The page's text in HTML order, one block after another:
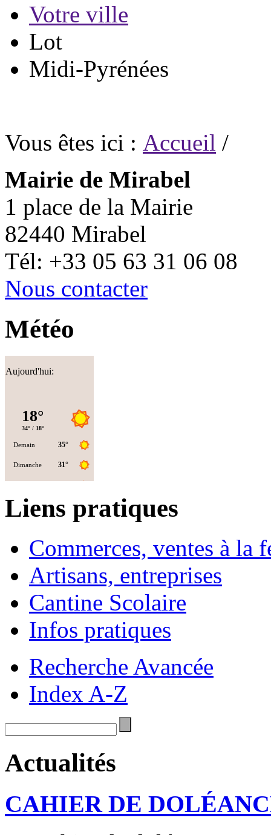
Votre ville
Lot
Midi-Pyrénées
Vous êtes ici : Accueil /
Mairie de Mirabel
1 place de la Mairie
82440 Mirabel
Tél: +33 05 63 31 06 08
Nous contacter
Météo
Aujourd'hui:
Liens pratiques
Commerces, ventes à la
Artisans, entreprises
Cantine Scolaire
Infos pratiques
Recherche Avancée
Index A-Z
Actualités
CAHIER DE